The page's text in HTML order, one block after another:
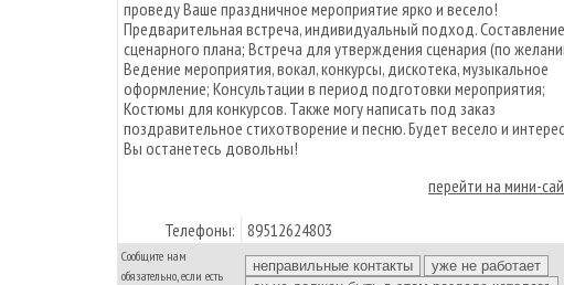
проведу Ваше праздничное мероприятие ярко и весело!
Предварительная встреча, индивидуальный подход. Составление
сценарного плана; Встреча для утверждения сценария (по
Ведение мероприятия, вокал, конкурсы, дискотека, музыкальное
оформление; Консультации в период подготовки мероприятия;
Костюмы для конкурсов. Также могу написать под заказ
поздравительное стихотворение и песню. Будет весело и
Вы останетесь довольны!
перейти на мини-
Телефоны: 89512624803
Сообщите нам
обязательно, если есть